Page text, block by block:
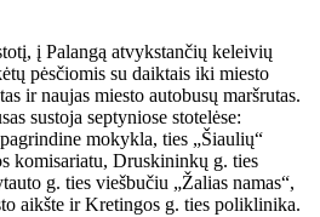
į Palangą atvykstančių keleivių
pėsčiomis su daiktais iki miesto
ir naujas miesto autobusų maršrutas.
sustoja septyniose stotelėse:
mokykla, ties „Šiaulių“
komisariatu, Druskininkų g. ties
g. ties viešbučiu „Žalias namas“,
aikšte ir Kretingos g. ties poliklinika.